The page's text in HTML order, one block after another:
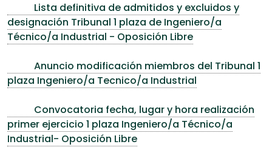
Lista definitiva de admitidos y excluidos y
designación Tribunal 1 plaza de Ingeniero/a
Técnico/a Industrial - Oposición Libre
Anuncio modificación miembros del Tribunal 1
plaza Ingeniero/a Tecnico/a Industrial
Convocatoria fecha, lugar y hora realización
primer ejercicio 1 plaza Ingeniero/a Técnico/a
Industrial- Oposición Libre